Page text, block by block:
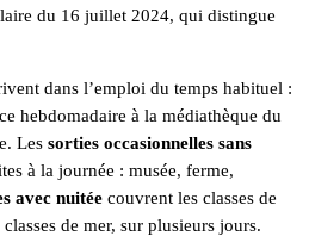
du 16 juillet 2024, qui distingue
dans l’emploi du temps habituel :
hebdomadaire à la médiathèque du
Les sorties occasionnelles sans
à la journée : musée, ferme,
avec nuitée couvrent les classes de
de mer, sur plusieurs jours.